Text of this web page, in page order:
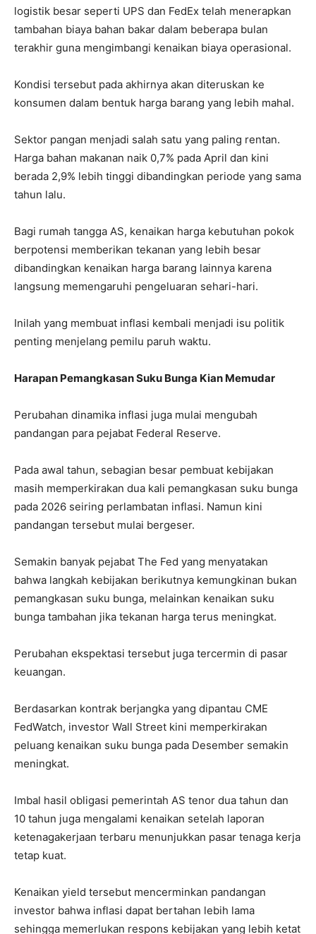
logistik besar seperti UPS dan FedEx telah menerapkan
tambahan biaya bahan bakar dalam beberapa bulan
terakhir guna mengimbangi kenaikan biaya operasional.
Kondisi tersebut pada akhirnya akan diteruskan ke
konsumen dalam bentuk harga barang yang lebih mahal.
Sektor pangan menjadi salah satu yang paling rentan.
Harga bahan makanan naik 0,7% pada April dan kini
berada 2,9% lebih tinggi dibandingkan periode yang sama
tahun lalu.
Bagi rumah tangga AS, kenaikan harga kebutuhan pokok
berpotensi memberikan tekanan yang lebih besar
dibandingkan kenaikan harga barang lainnya karena
langsung memengaruhi pengeluaran sehari-hari.
Inilah yang membuat inflasi kembali menjadi isu politik
penting menjelang pemilu paruh waktu.
Harapan Pemangkasan Suku Bunga Kian Memudar
Perubahan dinamika inflasi juga mulai mengubah
pandangan para pejabat Federal Reserve.
Pada awal tahun, sebagian besar pembuat kebijakan
masih memperkirakan dua kali pemangkasan suku bunga
pada 2026 seiring perlambatan inflasi. Namun kini
pandangan tersebut mulai bergeser.
Semakin banyak pejabat The Fed yang menyatakan
bahwa langkah kebijakan berikutnya kemungkinan bukan
pemangkasan suku bunga, melainkan kenaikan suku
bunga tambahan jika tekanan harga terus meningkat.
Perubahan ekspektasi tersebut juga tercermin di pasar
keuangan.
Berdasarkan kontrak berjangka yang dipantau CME
FedWatch, investor Wall Street kini memperkirakan
peluang kenaikan suku bunga pada Desember semakin
meningkat.
Imbal hasil obligasi pemerintah AS tenor dua tahun dan
10 tahun juga mengalami kenaikan setelah laporan
ketenagakerjaan terbaru menunjukkan pasar tenaga kerja
tetap kuat.
Kenaikan yield tersebut mencerminkan pandangan
investor bahwa inflasi dapat bertahan lebih lama
sehingga memerlukan respons kebijakan yang lebih ketat